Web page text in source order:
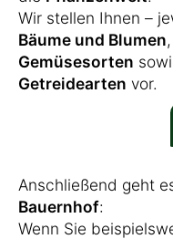
Wir stellen Ihnen –
Bäume und Blumen,
Gemüsesorten
Getreidearten vor.
Anschließend geht
Bauernhof:
Wenn Sie